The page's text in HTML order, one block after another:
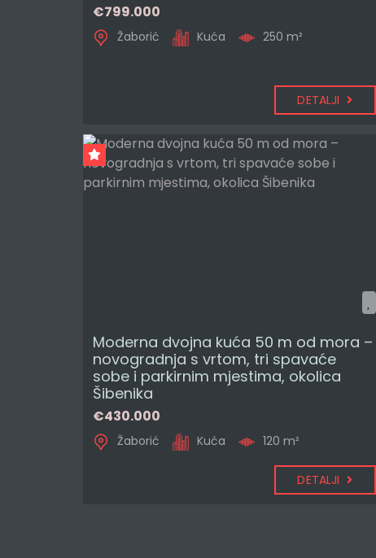
€799.000
Žaborić Kuća 250 m²
DETALJI
Moderna dvojna kuća 50 m od mora –
novogradnja s vrtom, tri spavaće
sobe i parkirnim mjestima, okolica
Šibenika
€430.000
Žaborić Kuća 120 m²
DETALJI